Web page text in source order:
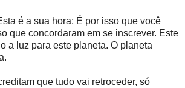
é a sua hora; É por isso que você
que concordaram em se inscrever. Este
a luz para este planeta. O planeta
que tudo vai retroceder, só